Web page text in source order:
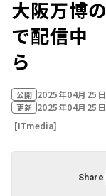
大阪万博
で配信中
ら
公開 2025年04月25
更新 2025年04月25
[ITmedia]
Share